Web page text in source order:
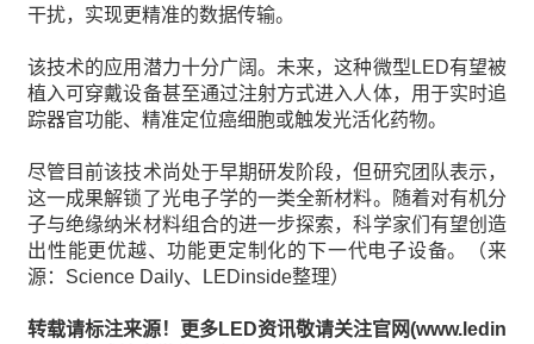
干扰，实现更精准的数据传输。
该技术的应用潜力十分广阔。未来，这种微型LED有望被
植入可穿戴设备甚至通过注射方式进入人体，用于实时追
踪器官功能、精准定位癌细胞或触发光活化药物。
尽管目前该技术尚处于早期研发阶段，但研究团队表示，
这一成果解锁了光电子学的一类全新材料。随着对有机分
子与绝缘纳米材料组合的进一步探索，科学家们有望创造
出性能更优越、功能更定制化的下一代电子设备。（来
源：Science Daily、LEDinside整理）
转载请标注来源！更多LED资讯敬请关注官网(www.ledin